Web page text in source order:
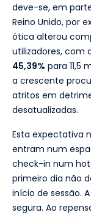
deve-se, em
Reino Unido, por
ótica alterou
utilizadores, com
45,39% para 11,5
a crescente
atritos em
desatualizadas.
Esta expectativa
entram num
check-in num
primeiro dia não
início de sessão.
segura. Ao